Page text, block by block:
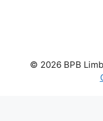
© 2026 BPB